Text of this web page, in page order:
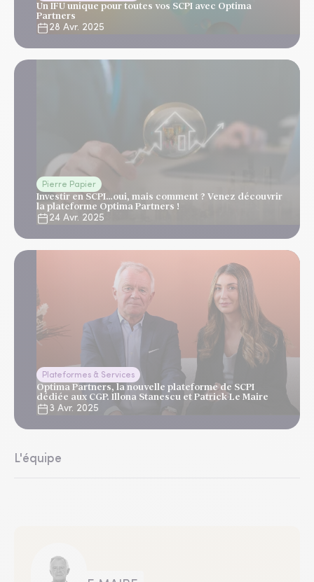
Un IFU unique pour toutes vos SCPI avec Optima
Partners
28 Avr. 2025
Pierre Papier
Investir en SCPI…oui, mais comment ? Venez découvrir
la plateforme Optima Partners !
24 Avr. 2025
Plateformes & Services
Optima Partners, la nouvelle plateforme de SCPI
dédiée aux CGP. Illona Stanescu et Patrick Le Maire
3 Avr. 2025
L'équipe